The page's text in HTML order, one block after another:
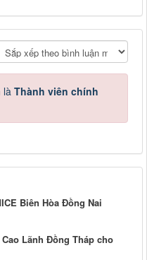
là Thành viên chính
Biên Hòa Đồng Nai
Lãnh Đồng Tháp cho